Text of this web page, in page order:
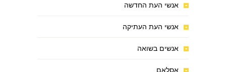
אנשי העת החדשה
אנשי העת העתיקה
אנשים בשואה
אסלאם